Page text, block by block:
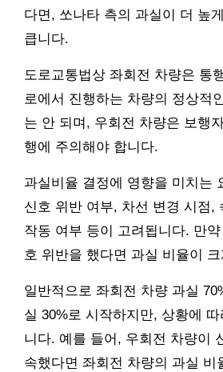
다면, 쏘나타 측의 과실이 더 높
큽니다.
도로교통법상 좌회전 차량은 통
로에서 진행하는 차량의 정상적
는 안 되며, 우회전 차량은 보행
행에 주의해야 합니다.
과실비율 결정에 영향을 미치는
신호 위반 여부, 차선 변경 시점,
작동 여부 등이 고려됩니다. 만
호 위반을 했다면 과실 비율이
일반적으로 좌회전 차량 과실
실 30%로 시작하지만, 상황에
니다. 예를 들어, 우회전 차량이
속했다면 좌회전 차량의 과실 비